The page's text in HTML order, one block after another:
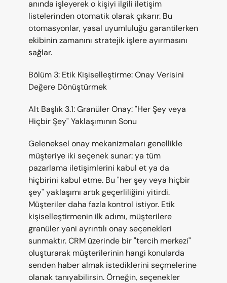
anında işleyerek o kişiyi ilgili iletişim
listelerinden otomatik olarak çıkarır. Bu
otomasyonlar, yasal uyumluluğu garantilerken
ekibinin zamanını stratejik işlere ayırmasını
sağlar.
Bölüm 3: Etik Kişiselleştirme: Onay Verisini
Değere Dönüştürmek
Alt Başlık 3.1: Granüler Onay: "Her Şey veya
Hiçbir Şey" Yaklaşımının Sonu
Geleneksel onay mekanizmaları genellikle
müşteriye iki seçenek sunar: ya tüm
pazarlama iletişimlerini kabul et ya da
hiçbirini kabul etme. Bu "her şey veya hiçbir
şey" yaklaşımı artık geçerliliğini yitirdi.
Müşteriler daha fazla kontrol istiyor. Etik
kişiselleştirmenin ilk adımı, müşterilere
granüler yani ayrıntılı onay seçenekleri
sunmaktır. CRM üzerinde bir "tercih merkezi"
oluşturarak müşterilerinin hangi konularda
senden haber almak istediklerini seçmelerine
olanak tanıyabilirsin. Örneğin, seçenekler